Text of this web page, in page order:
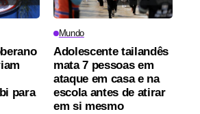
para
Mundo
Adolescente tailandês
mata 7 pessoas em
ataque em casa e na
escola antes de atirar
em si mesmo